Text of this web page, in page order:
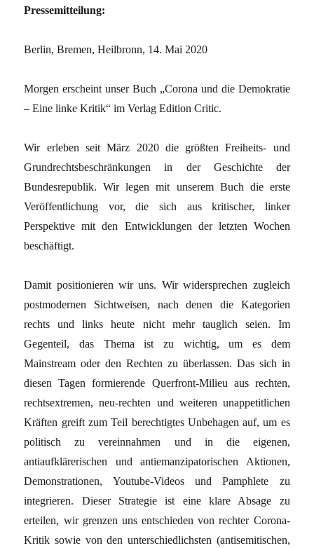
Pressemitteilung:
Berlin, Bremen, Heilbronn, 14. Mai 2020
Morgen erscheint unser Buch „Corona und die Demokratie
– Eine linke Kritik“ im Verlag Edition Critic.
Wir erleben seit März 2020 die größten Freiheits- und
Grundrechtsbeschränkungen in der Geschichte der
Bundesrepublik. Wir legen mit unserem Buch die erste
Veröffentlichung vor, die sich aus kritischer, linker
Perspektive mit den Entwicklungen der letzten Wochen
beschäftigt.
Damit positionieren wir uns. Wir widersprechen zugleich
postmodernen Sichtweisen, nach denen die Kategorien
rechts und links heute nicht mehr tauglich seien. Im
Gegenteil, das Thema ist zu wichtig, um es dem
Mainstream oder den Rechten zu überlassen. Das sich in
diesen Tagen formierende Querfront-Milieu aus rechten,
rechtsextremen, neu-rechten und weiteren unappetitlichen
Kräften greift zum Teil berechtigtes Unbehagen auf, um es
politisch zu vereinnahmen und in die eigenen,
antiaufklärerischen und antiemanzipatorischen Aktionen,
Demonstrationen, Youtube-Videos und Pamphlete zu
integrieren. Dieser Strategie ist eine klare Absage zu
erteilen, wir grenzen uns entschieden von rechter Corona-
Kritik sowie von den unterschiedlichsten (antisemitischen,